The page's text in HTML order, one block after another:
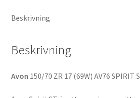
mängd
Beskrivning
Beskrivning
Avon 150/70 ZR 17 (69W) AV76 SPIRIT